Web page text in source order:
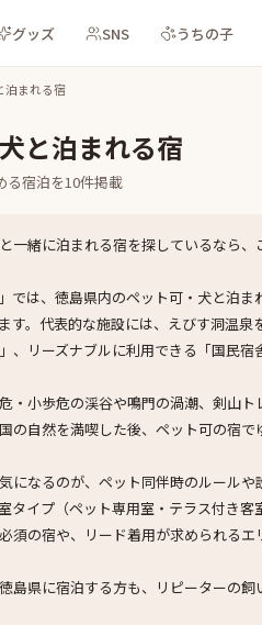
グッズ SNS うちの子
泊まれる宿
犬と泊まれる宿
る宿泊を10件掲載
一緒に泊まれる宿を探しているなら、
」では、徳島県内のペット可・犬と泊
す。代表的な施設には、えびす洞温
、リーズナブルに利用できる「国民宿
・小歩危の渓谷や鳴門の渦潮、剣山
の自然を満喫した後、ペット可の宿で
になるのが、ペット同伴時のルール
タイプ（ペット専用室・テラス付き
須の宿や、リード着用が求められる
島県に宿泊する方も、リピーターの